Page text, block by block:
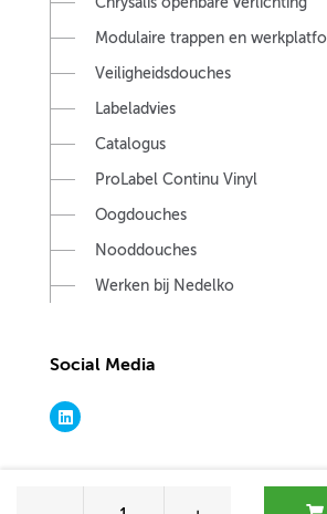
Modulaire trappen en
Veiligheidsdouches
Labeladvies
Catalogus
ProLabel Continu Vinyl
Oogdouches
Nooddouches
Werken bij Nedelko
Social Media